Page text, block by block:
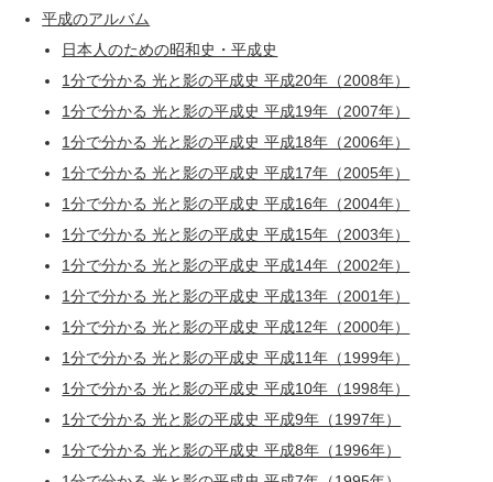
平成のアルバム
日本人のための昭和史・平成史
1分で分かる 光と影の平成史 平成20年（2008年）
1分で分かる 光と影の平成史 平成19年（2007年）
1分で分かる 光と影の平成史 平成18年（2006年）
1分で分かる 光と影の平成史 平成17年（2005年）
1分で分かる 光と影の平成史 平成16年（2004年）
1分で分かる 光と影の平成史 平成15年（2003年）
1分で分かる 光と影の平成史 平成14年（2002年）
1分で分かる 光と影の平成史 平成13年（2001年）
1分で分かる 光と影の平成史 平成12年（2000年）
1分で分かる 光と影の平成史 平成11年（1999年）
1分で分かる 光と影の平成史 平成10年（1998年）
1分で分かる 光と影の平成史 平成9年（1997年）
1分で分かる 光と影の平成史 平成8年（1996年）